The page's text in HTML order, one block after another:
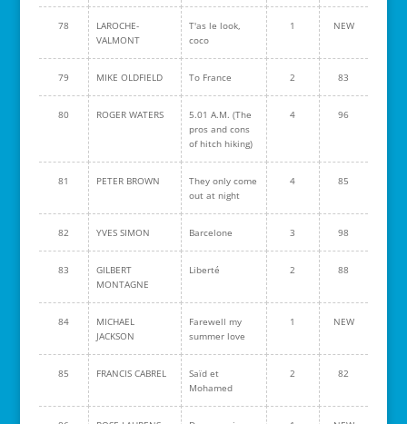
78
LAROCHE-
VALMONT
T'as le look,
coco
1 NEW
79 MIKE OLDFIELD To France 2 83
80 ROGER WATERS
5.01 A.M. (The
pros and cons
of hitch hiking)
4 96
81 PETER BROWN
They only come
out at night
4 85
82 YVES SIMON Barcelone 3 98
83
GILBERT
MONTAGNE
Liberté 2 88
84
MICHAEL
JACKSON
Farewell my
summer love
1 NEW
85 FRANCIS CABREL
Saïd et
Mohamed
2 82